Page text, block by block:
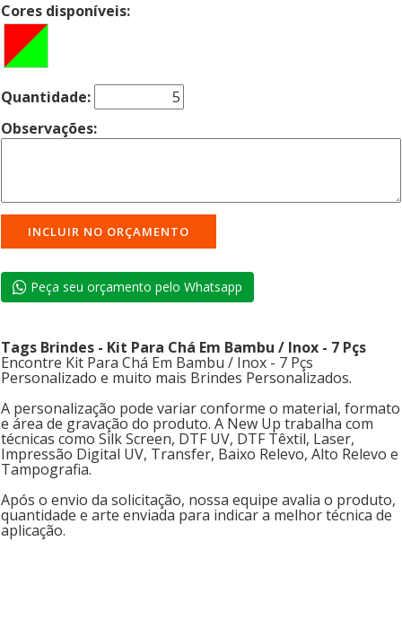
Cores disponíveis:
Quantidade:
Observações:
Peça seu orçamento pelo Whatsapp
Tags Brindes - Kit Para Chá Em Bambu / Inox - 7 Pçs
Encontre Kit Para Chá Em Bambu / Inox - 7 Pçs
Personalizado e muito mais Brindes Personalizados.
A personalização pode variar conforme o material, formato
e área de gravação do produto. A New Up trabalha com
técnicas como Silk Screen, DTF UV, DTF Têxtil, Laser,
Impressão Digital UV, Transfer, Baixo Relevo, Alto Relevo e
Tampografia.
Após o envio da solicitação, nossa equipe avalia o produto,
quantidade e arte enviada para indicar a melhor técnica de
aplicação.